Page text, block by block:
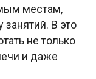
местам,
В это
не только
и даже